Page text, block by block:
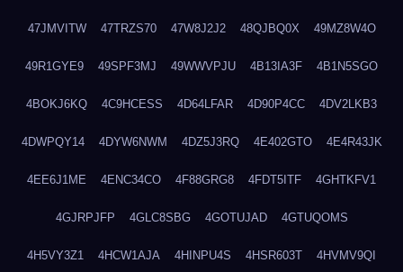
47JMVITW 47TRZS70 47W8J2J2 48QJBQ0X 49MZ8W4O
49R1GYE9 49SPF3MJ 49WWVPJU 4B13IA3F 4B1N5SGO
4BOKJ6KQ 4C9HCESS 4D64LFAR 4D90P4CC 4DV2LKB3
4DWPQY14 4DYW6NWM 4DZ5J3RQ 4E402GTO 4E4R43JK
4EE6J1ME 4ENC34CO 4F88GRG8 4FDT5ITF 4GHTKFV1
4GJRPJFP 4GLC8SBG 4GOTUJAD 4GTUQOMS
4H5VY3Z1 4HCW1AJA 4HINPU4S 4HSR603T 4HVMV9QI